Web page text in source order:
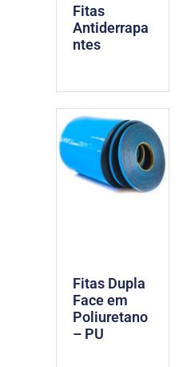
Fitas
Antiderrapa
ntes
Fitas Dupla
Face em
Poliuretano
– PU